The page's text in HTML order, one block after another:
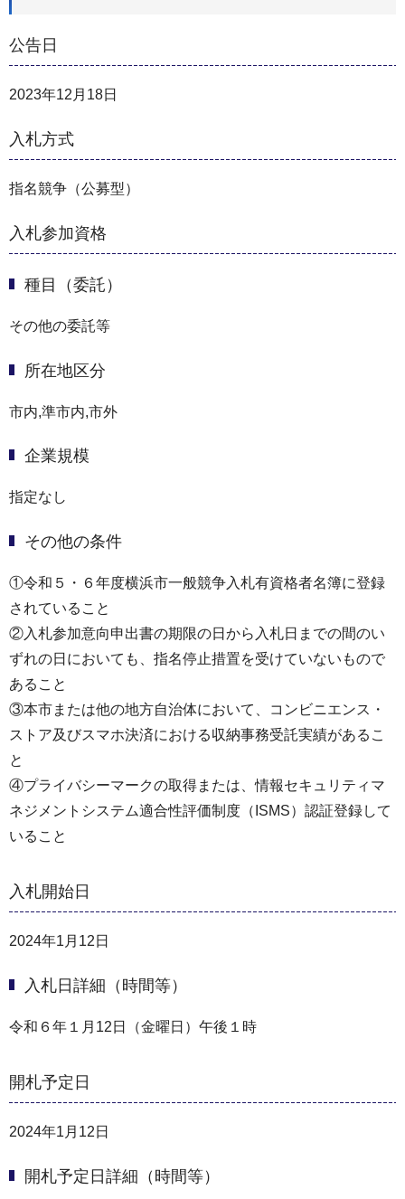
公告日
2023年12月18日
入札方式
指名競争（公募型）
入札参加資格
種目（委託）
その他の委託等
所在地区分
市内,準市内,市外
企業規模
指定なし
その他の条件
①令和５・６年度横浜市一般競争入札有資格者名簿に登録
されていること
②入札参加意向申出書の期限の日から入札日までの間のい
ずれの日においても、指名停止措置を受けていないもので
あること
③本市または他の地方自治体において、コンビニエンス・
ストア及びスマホ決済における収納事務受託実績があるこ
と
④プライバシーマークの取得または、情報セキュリティマ
ネジメントシステム適合性評価制度（ISMS）認証登録して
いること
入札開始日
2024年1月12日
入札日詳細（時間等）
令和６年１月12日（金曜日）午後１時
開札予定日
2024年1月12日
開札予定日詳細（時間等）